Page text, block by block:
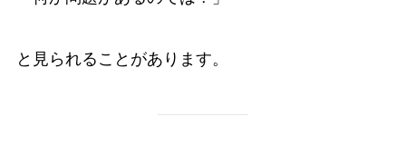
と見られることがあります。